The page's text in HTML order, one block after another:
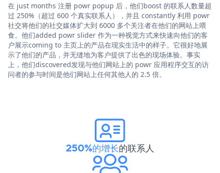
在 just months 注册 powr popup 后，他们boost 的联系人数量超
过 250%（超过 600 个真实联系人），并且 constantly 利用 powr
社交将他们的社交媒体扩大到 6000 多个关注者在他们的网站上喂
食。他们added powr slider 作为一种视觉方式来快速向他们的客
户展示coming to 主页上的产品在现实生活中的样子。它很好地展
示了他们的产品，并无缝地为客户提供了出色的现场体验。事实
上，他们discovered发现与他们网站上的 powr 应用程序交互的访
问者的参与时间是他们网站上任何其他人的 2.5 倍。
250%的增长的联系人